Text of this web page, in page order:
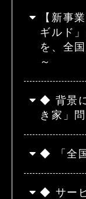
【新事
ギルド
を、全
～
◆ 背景
き家」
◆ 「全
◆ サー